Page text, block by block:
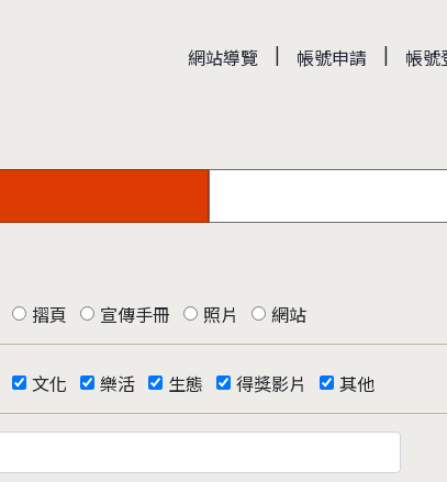
網站導覽 | 帳號申請 | 帳號
摺頁 宣傳手冊 照片 網站
文化 樂活 生態 得獎影片 其他